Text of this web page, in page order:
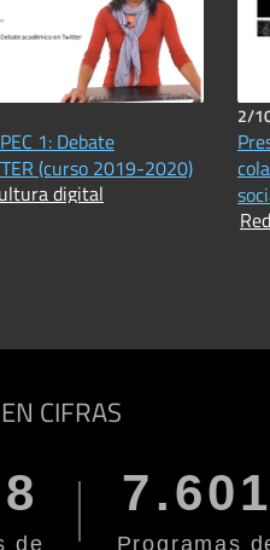
1: Debate
(curso 2019-2020)
digital
2/
CIFRAS
de
7.601
Programas